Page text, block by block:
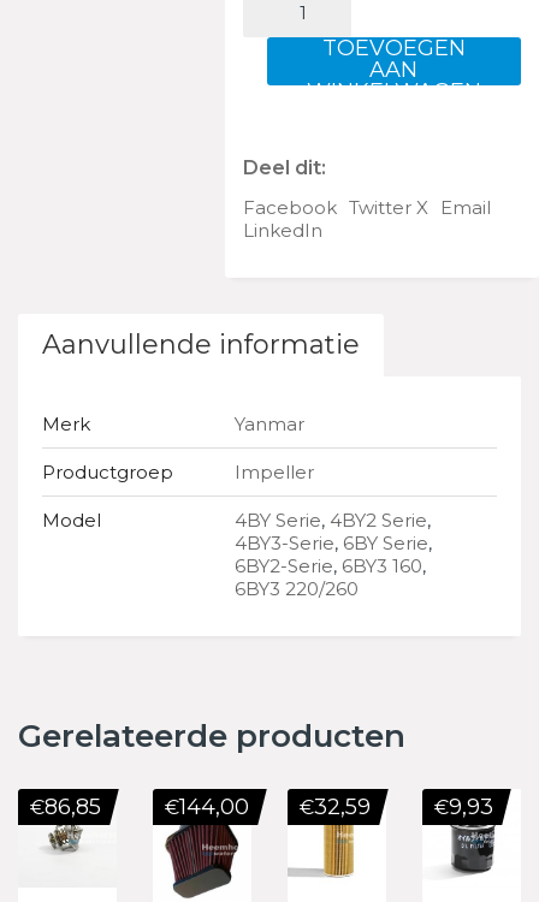
aantal
TOEVOEGEN
AAN
WINKELWAGEN
Deel dit:
Facebook Twitter X
Email
LinkedIn
Aanvullende informatie
Merk Yanmar
Productgroep Impeller
Model 4BY Serie, 4BY2 Serie,
4BY3-Serie, 6BY Serie,
6BY2-Serie, 6BY3 160,
6BY3 220/260
Gerelateerde producten
€86,85 €144,00 €32,59 €9,93